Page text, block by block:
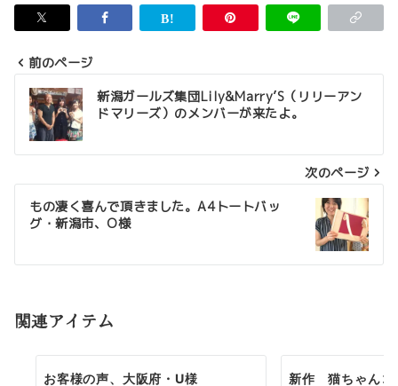
投
稿
ナ
ビ
ゲ
シ
ン
前のページ
新潟ガールズ集団Lily&Marry’S（リリーアン
ドマリーズ）のメンバーが来たよ。
次のページ
もの凄く喜んで頂きました。A4トートバッ
グ・新潟市、O様
関連アイテム
お客様の声、大阪府・U様 新作 猫ちゃんコ